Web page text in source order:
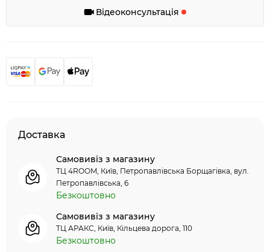
Відеоконсультація
Доставка
Самовивіз з магазину
ТЦ 4ROOM, Київ, Петропавлівська Борщагівка, вул.
Петропавлівська, 6
Безкоштовно
Самовивіз з магазину
ТЦ АРАКС, Київ, Кільцева дорога, 110
Безкоштовно